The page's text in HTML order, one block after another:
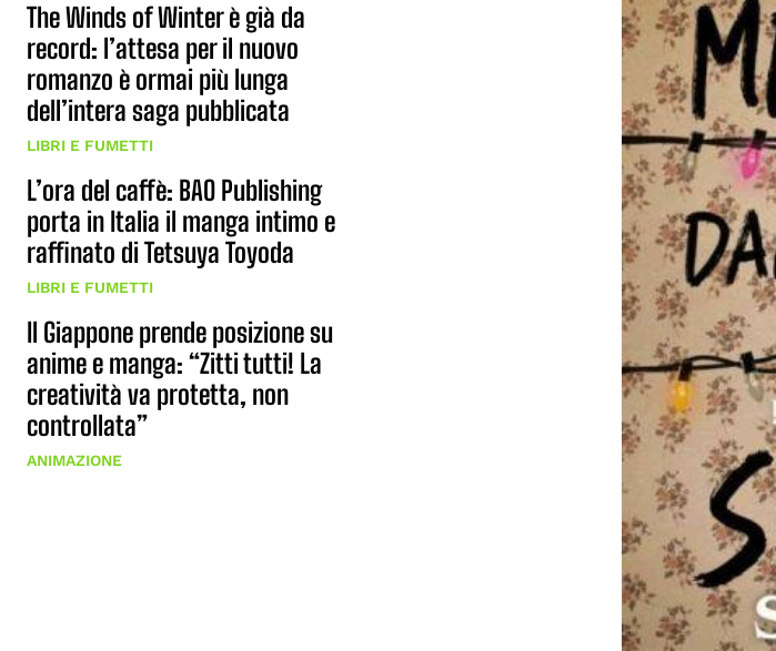
The Winds of Winter è già da
record: l’attesa per il nuovo
romanzo è ormai più lunga
dell’intera saga pubblicata
LIBRI E FUMETTI
L’ora del caffè: BAO Publishing
porta in Italia il manga intimo e
raffinato di Tetsuya Toyoda
LIBRI E FUMETTI
Il Giappone prende posizione su
anime e manga: “Zitti tutti! La
creatività va protetta, non
controllata”
ANIMAZIONE